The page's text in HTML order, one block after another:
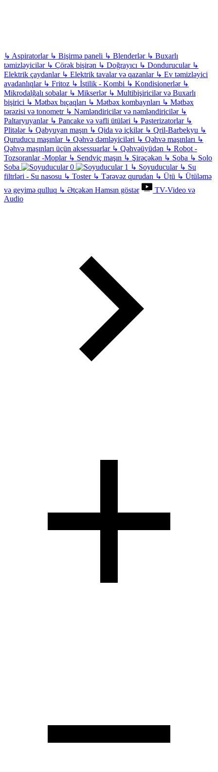
↳ Aspiratorlar ↳ Bişirmə paneli ↳ Blenderlər ↳ Buxarlı
təmizləyicilər ↳ Çörək bişirən ↳ Doğrayıcı ↳ Dondurucular ↳
Elektrik çaydanlar ↳ Elektrik tavalar və qazanlar ↳ Ev təmizləyici
avadanlıqlar ↳ Fritoz ↳ İstilik - Kombi ↳ Kondisionerlər ↳
Mikrodalğalı sobalar ↳ Mikserlər ↳ Multibişiricilər və Buxarlı
bişirici ↳ Mətbəx bıçaqları ↳ Mətbəx kombaynları ↳ Mətbəx
tərəzisi və tonometr ↳ Nəmləndiricilər və nəmləndiricilər ↳
Paltaryuyanlar ↳ Pancake və vafli ütüləri ↳ Pasterizatorlar ↳
Plitələr ↳ Qabyuyan maşın ↳ Qida və içkilər ↳ Qril-Barbekyu ↳
Quruducu maşınlar ↳ Qəhvə dəmləyiciləri ↳ Qəhvə maşınları ↳
Qəhvə maşınları üçün aksessuarlar ↳ Qəhvəüyüdən ↳ Robot -
Tozsoranlar -Moplar ↳ Sendviç maşın ↳ Şirəçəkən ↳ Soba ↳ Solo
Soba
↳ Soyuducular ↳ Su
filtrləri - Su nasosu ↳ Toster ↳ Tərəvəz qurudan ↳ Ütü ↳ Ütüləmə
və geyimə qulluq ↳ Ətçəkən Hamsın göstər
TV-Video və
Audio